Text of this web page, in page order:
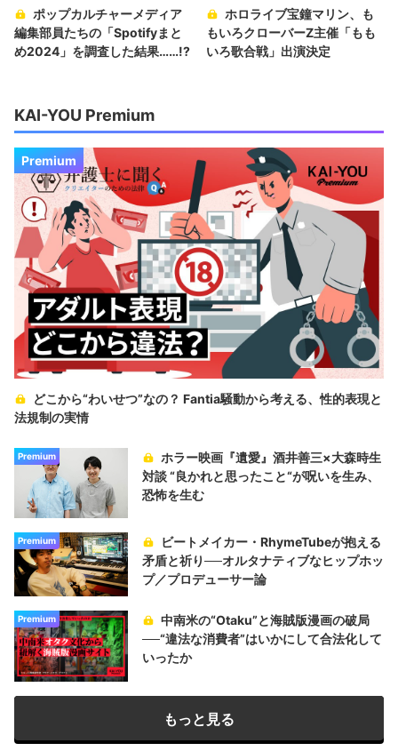
ポップカルチャーメディア
編集部員たちの「Spotifyまと
め2024」を調査した結果……!?
ホロライブ宝鐘マリン、も
もいろクローバーZ主催「もも
いろ歌合戦」出演決定
KAI-YOU Premium
Premium
どこから“わいせつ”なの？ Fantia騒動から考える、性的表現と
法規制の実情
Premium
ホラー映画『遺愛』酒井善三×大森時生
対談 “良かれと思ったこと“が呪いを生み、
恐怖を生む
Premium
ビートメイカー・RhymeTubeが抱える
矛盾と祈り──オルタナティブなヒップホッ
プ／プロデューサー論
Premium
中南米の“Otaku”と海賊版漫画の破局
──“違法な消費者”はいかにして合法化して
いったか
もっと見る